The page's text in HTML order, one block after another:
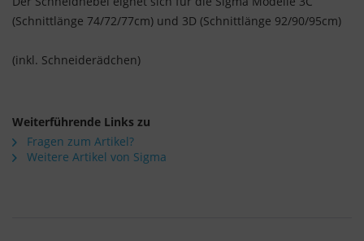
(Schnittlänge 74/72/77cm) und 3D (Schnittlänge 92/90/95cm)
(inkl. Schneiderädchen)
Weiterführende Links zu
Fragen zum Artikel?
Weitere Artikel von Sigma